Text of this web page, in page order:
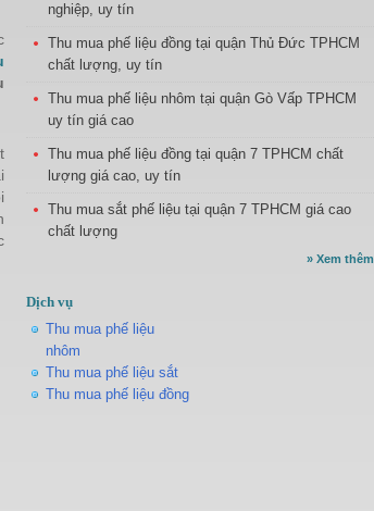
nghiệp, uy tín
Thu mua phế liệu đồng tại quận Thủ Đức TPHCM
chất lượng, uy tín
Thu mua phế liệu nhôm tại quận Gò Vấp TPHCM
uy tín giá cao
Thu mua phế liệu đồng tại quận 7 TPHCM chất
lượng giá cao, uy tín
Thu mua sắt phế liệu tại quận 7 TPHCM giá cao
chất lượng
» Xem thêm
Dịch vụ
Thu mua phế liệu
nhôm
Thu mua phế liệu sắt
Thu mua phế liệu đồng